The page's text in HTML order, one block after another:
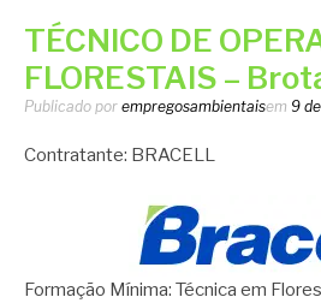
TÉCNICO DE
FLORESTAIS –
Publicado por empregosambientaisem 9
Contratante: BRACELL
Formação Mínima: Técnica em